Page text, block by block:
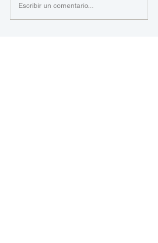
Escribir un comentario...